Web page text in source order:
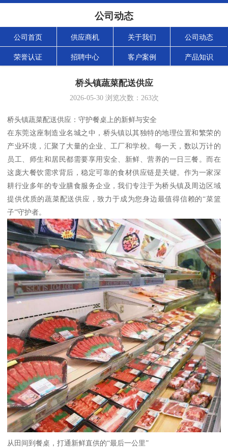
公司动态
公司首页 供应商机 关于我们 公司动态
荣誉认证 招聘中心 客户案例 产品知识
桥头镇蔬菜配送供应
2026-05-30浏览次数： 263次
桥头镇蔬菜配送供应：守护餐桌上的新鲜与安全
在东莞这座制造业名城之中，桥头镇以其独特的地理位置和繁荣的
产业环境，汇聚了大量的企业、工厂和学校。每一天，数以万计的
员工、师生和居民都需要享用安全、新鲜、营养的一日三餐。而在
这庞大餐饮需求背后，稳定可靠的食材供应链是关键。作为一家深
耕行业多年的专业膳食服务企业，我们专注于为桥头镇及周边区域
提供优质的蔬菜配送供应，致力于成为您身边最值得信赖的“菜篮
子”守护者。
从田间到餐桌，打通新鲜直供的“最后一公里”